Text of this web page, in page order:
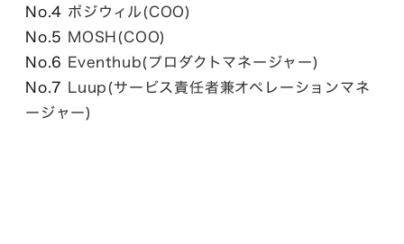
No.4 ポジウィル(COO)
No.5 MOSH(COO)
No.6 Eventhub(プロダクトマネージャー)
No.7 Luup(サービス責任者兼オペレーションマネ
ージャー)